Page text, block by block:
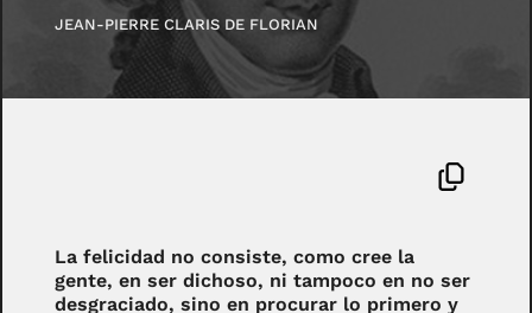
JEAN-PIERRE CLARIS DE FLORIAN
La felicidad no consiste, como cree la
gente, en ser dichoso, ni tampoco en no ser
desgraciado, sino en procurar lo primero y